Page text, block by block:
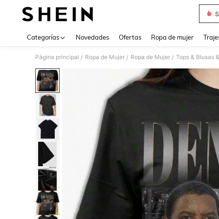
Categorías Novedades Ofertas Ropa de mujer
Página principal / Ropa de Mujer / Ropa de Mujer / Tops & Blusas